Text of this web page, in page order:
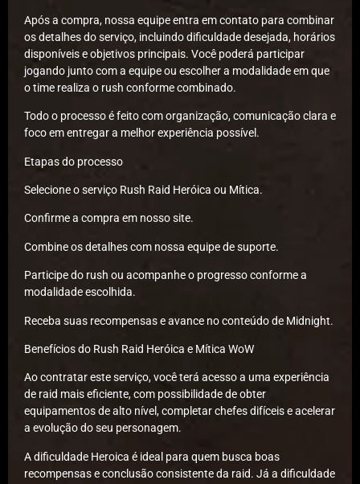
Após a compra, nossa equipe entra em contato para combinar
os detalhes do serviço, incluindo dificuldade desejada, horários
disponíveis e objetivos principais. Você poderá participar
jogando junto com a equipe ou escolher a modalidade em que
o time realiza o rush conforme combinado.
Todo o processo é feito com organização, comunicação clara e
foco em entregar a melhor experiência possível.
Etapas do processo
Selecione o serviço Rush Raid Heróica ou Mítica.
Confirme a compra em nosso site.
Combine os detalhes com nossa equipe de suporte.
Participe do rush ou acompanhe o progresso conforme a
modalidade escolhida.
Receba suas recompensas e avance no conteúdo de Midnight.
Benefícios do Rush Raid Heróica e Mítica WoW
Ao contratar este serviço, você terá acesso a uma experiência
de raid mais eficiente, com possibilidade de obter
equipamentos de alto nível, completar chefes difíceis e acelerar
a evolução do seu personagem.
A dificuldade Heroica é ideal para quem busca boas
recompensas e conclusão consistente da raid. Já a dificuldade